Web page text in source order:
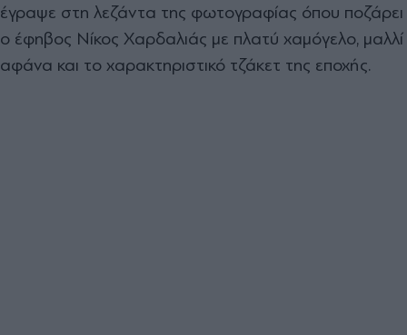
έγραψε στη λεζάντα της φωτογραφίας όπου ποζάρει
ο έφηβος Νίκος Χαρδαλιάς με πλατύ χαμόγελο, μαλλί
αφάνα και το χαρακτηριστικό τζάκετ της εποχής.